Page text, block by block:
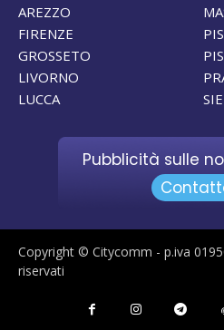
AREZZO
FIRENZE
GROSSETO
LIVORNO
LUCCA
Pubblicità sulle
Copyright © Citycomm - p.iva
riservati